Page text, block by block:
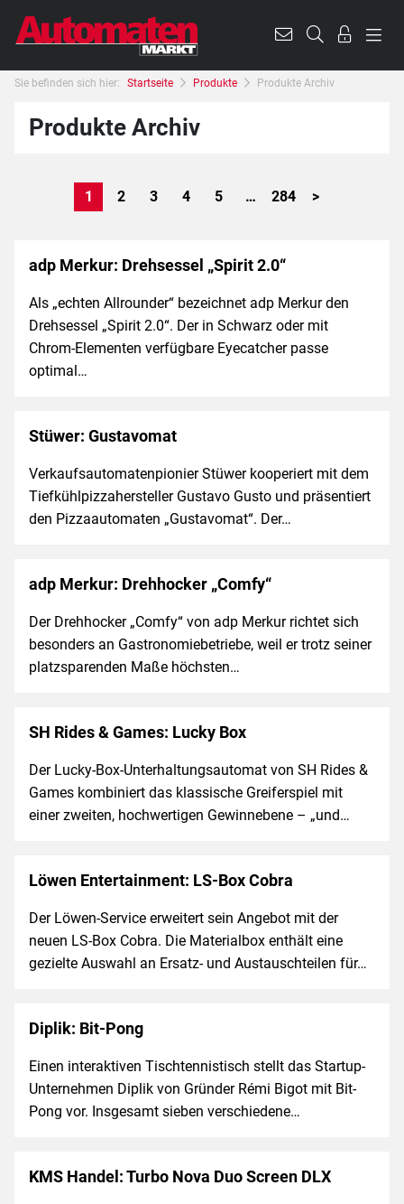
Sie befinden sich hier: Startseite Produkte Produkte Archiv
Produkte Archiv
1 2 3 4 5 … 284 >
adp Merkur: Drehsessel „Spirit 2.0“
Als „echten Allrounder“ bezeichnet adp Merkur den
Drehsessel „Spirit 2.0“. Der in Schwarz oder mit
Chrom-Elementen verfügbare Eyecatcher passe
optimal…
Stüwer: Gustavomat
Verkaufsautomatenpionier Stüwer kooperiert mit dem
Tiefkühlpizzahersteller Gustavo Gusto und präsentiert
den Pizzaautomaten „Gustavomat“. Der…
adp Merkur: Drehhocker „Comfy“
Der Drehhocker „Comfy“ von adp Merkur richtet sich
besonders an Gastronomiebetriebe, weil er trotz seiner
platzsparenden Maße höchsten…
SH Rides & Games: Lucky Box
Der Lucky-Box-Unterhaltungsautomat von SH Rides &
Games kombiniert das klassische Greiferspiel mit
einer zweiten, hochwertigen Gewinnebene – „und…
Löwen Entertainment: LS-Box Cobra
Der Löwen-Service erweitert sein Angebot mit der
neuen LS-Box Cobra. Die Materialbox enthält eine
gezielte Auswahl an Ersatz- und Austauschteilen für…
Diplik: Bit-Pong
Einen interaktiven Tischtennistisch stellt das Startup-
Unternehmen Diplik von Gründer Rémi Bigot mit Bit-
Pong vor. Insgesamt sieben verschiedene…
KMS Handel: Turbo Nova Duo Screen DLX